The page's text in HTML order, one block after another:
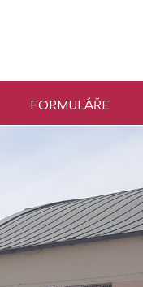
FORMULÁŘE